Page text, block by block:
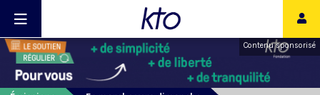
Contenu sponsorisé